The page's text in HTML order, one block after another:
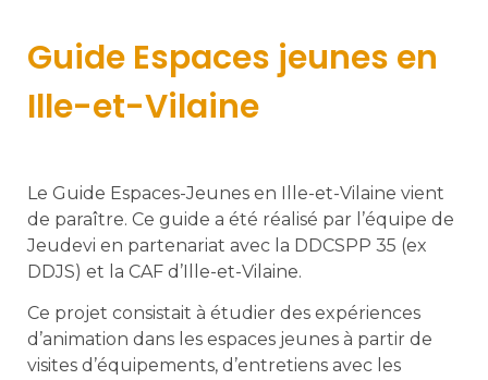
Guide Espaces jeunes en
Ille-et-Vilaine
Le Guide Espaces-Jeunes en Ille-et-Vilaine vient
de paraître. Ce guide a été réalisé par l’équipe de
Jeudevi en partenariat avec la DDCSPP 35 (ex
DDJS) et la CAF d’Ille-et-Vilaine.
Ce projet consistait à étudier des expériences
d’animation dans les espaces jeunes à partir de
visites d’équipements, d’entretiens avec les